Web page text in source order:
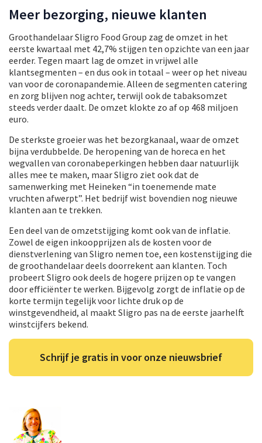
Meer bezorging, nieuwe klanten
Groothandelaar Sligro Food Group zag de omzet in het
eerste kwartaal met 42,7% stijgen ten opzichte van een jaar
eerder. Tegen maart lag de omzet in vrijwel alle
klantsegmenten – en dus ook in totaal – weer op het niveau
van voor de coronapandemie. Alleen de segmenten catering
en zorg blijven nog achter, terwijl ook de tabaksomzet
steeds verder daalt. De omzet klokte zo af op 468 miljoen
euro.
De sterkste groeier was het bezorgkanaal, waar de omzet
bijna verdubbelde. De heropening van de horeca en het
wegvallen van coronabeperkingen hebben daar natuurlijk
alles mee te maken, maar Sligro ziet ook dat de
samenwerking met Heineken “in toenemende mate
vruchten afwerpt”. Het bedrijf wist bovendien nog nieuwe
klanten aan te trekken.
Een deel van de omzetstijging komt ook van de inflatie.
Zowel de eigen inkoopprijzen als de kosten voor de
dienstverlening van Sligro nemen toe, een kostenstijging die
de groothandelaar deels doorrekent aan klanten. Toch
probeert Sligro ook deels de hogere prijzen op te vangen
door efficiënter te werken. Bijgevolg zorgt de inflatie op de
korte termijn tegelijk voor lichte druk op de
winstgevendheid, al maakt Sligro pas na de eerste jaarhelft
winstcijfers bekend.
Schrijf je gratis in voor onze nieuwsbrief